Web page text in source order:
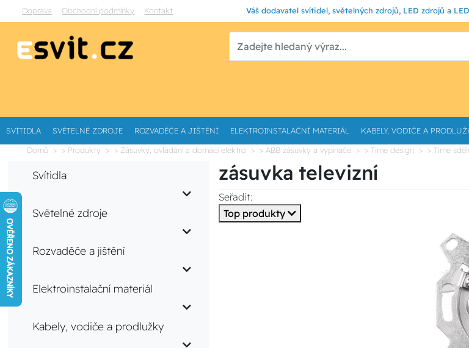
Doprava Obchodní podmínky Kontakt Váš dodavatel svítidel, světelných zdrojů, LED zdrojů a
SVÍTIDLA SVĚTELNÉ ZDROJE ROZVADĚČE A JIŠTĚNÍ ELEKTROINSTALAČNÍ MATERIÁL KABELY, VODIČE A
Domů > Produkty > Zásuvky, ovládání a domácí elektro > ABB zásuvky a vypínače > Time design > Time
Svítidla
Světelné zdroje
Rozvaděče a jištění
Elektroinstalační materiál
Kabely, vodiče a prodlužky
zásuvka televizní
Seřadit:
Top produkty